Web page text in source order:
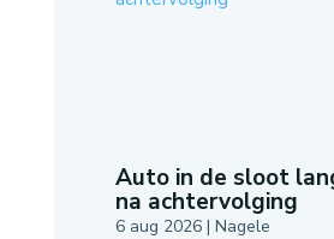
Auto in de sloot
na achtervolging
6 aug 2026| Nagele